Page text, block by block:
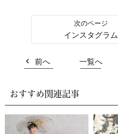
インスタグラム
前へ 一覧へ
おすすめ関連記事